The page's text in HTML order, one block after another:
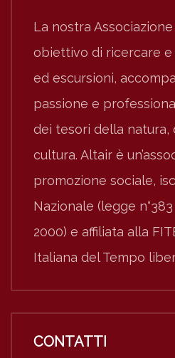
La nostra
obiettivo di ricercare
ed escursioni,
passione e
dei tesori della natura,
cultura. Altair è
promozione sociale,
Nazionale (legge
2000) e affiliata alla
Italiana del Tempo
CONTATTI